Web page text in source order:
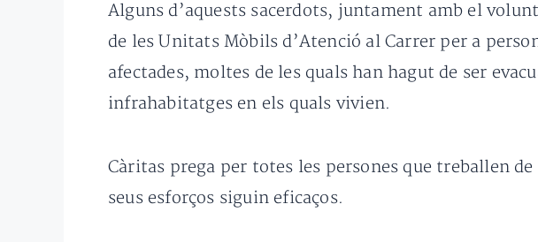
Alguns d’aquests sacerdots, juntament amb el
de les Unitats Mòbils d’Atenció al Carrer per a
afectades, moltes de les quals han hagut de ser
infrahabitatges en els quals vivien.
Càritas prega per totes les persones que treballen
seus esforços siguin eficaços.